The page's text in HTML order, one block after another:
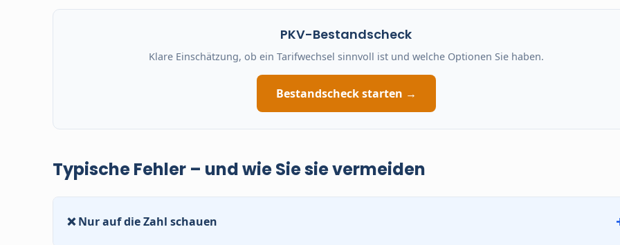
PKV-Bestandscheck
Klare Einschätzung, ob ein Tarifwechsel sinnvoll ist und welche Optionen Sie haben.
Bestandscheck starten →
Typische Fehler – und wie Sie sie vermeiden
❌ Nur auf die Zahl schauen